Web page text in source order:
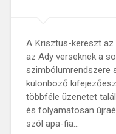
A Krisztus-kereszt az
az Ady verseknek a
szimbólumrendszere
különböző
többféle üzenetet
és folyamatosan
szól apa-fia…